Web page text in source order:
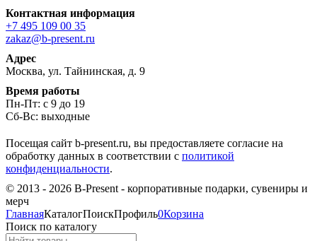
Контактная информация
+7 495 109 00 35
zakaz@b-present.ru
Адрес
Москва, ул. Тайнинская, д. 9
Время работы
Пн-Пт: с 9 до 19
Сб-Вс: выходные
Посещая сайт b-present.ru, вы предоставляете согласие на
обработку данных в соответствии с политикой
конфиденциальности.
© 2013 - 2026 B-Present - корпоративные подарки, сувениры и
мерч
ГлавнаяКаталогПоискПрофиль0Корзина
Поиск по каталогу